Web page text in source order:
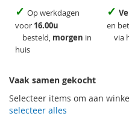
✓ Op werkdagen
voor 16.00u
besteld, morgen in
huis
✓
en
via
Vaak samen gekocht
Selecteer items om aan
selecteer alles